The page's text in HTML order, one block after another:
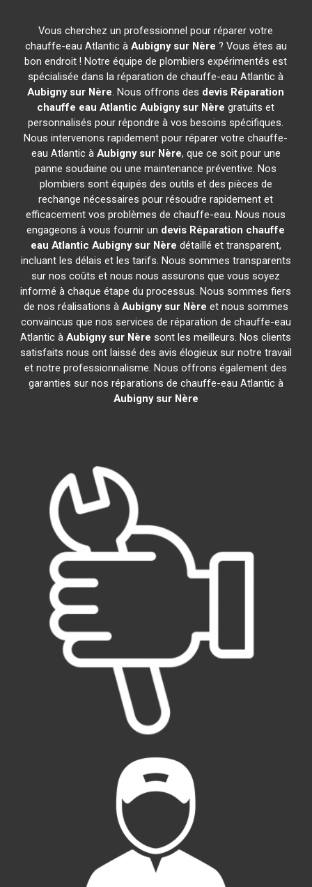
Vous cherchez un professionnel pour réparer votre
chauffe-eau Atlantic à Aubigny sur Nère ? Vous êtes au
bon endroit ! Notre équipe de plombiers expérimentés est
spécialisée dans la réparation de chauffe-eau Atlantic à
Aubigny sur Nère. Nous offrons des devis Réparation
chauffe eau Atlantic Aubigny sur Nère gratuits et
personnalisés pour répondre à vos besoins spécifiques.
Nous intervenons rapidement pour réparer votre chauffe-
eau Atlantic à Aubigny sur Nère, que ce soit pour une
panne soudaine ou une maintenance préventive. Nos
plombiers sont équipés des outils et des pièces de
rechange nécessaires pour résoudre rapidement et
efficacement vos problèmes de chauffe-eau. Nous nous
engageons à vous fournir un devis Réparation chauffe
eau Atlantic Aubigny sur Nère détaillé et transparent,
incluant les délais et les tarifs. Nous sommes transparents
sur nos coûts et nous nous assurons que vous soyez
informé à chaque étape du processus. Nous sommes fiers
de nos réalisations à Aubigny sur Nère et nous sommes
convaincus que nos services de réparation de chauffe-eau
Atlantic àAubigny sur Nère sont les meilleurs. Nos clients
satisfaits nous ont laissé des avis élogieux sur notre travail
et notre professionnalisme. Nous offrons également des
garanties sur nos réparations de chauffe-eau Atlantic à
Aubigny sur Nère